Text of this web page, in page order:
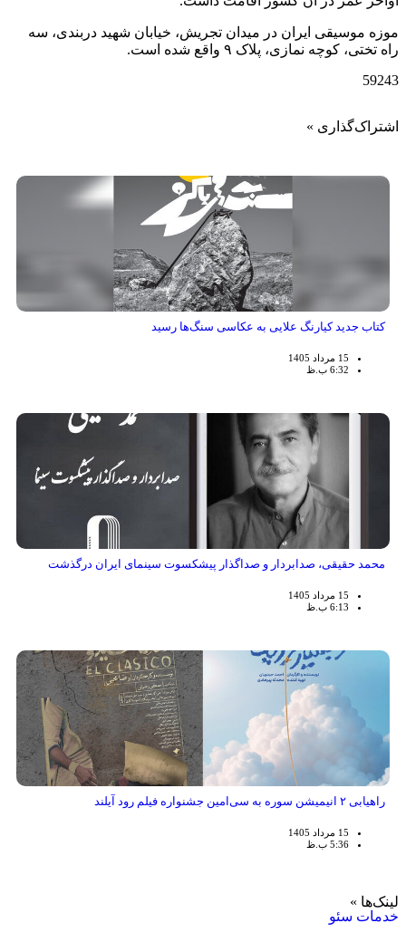
موزه موسیقی ایران در میدان تجریش، خیابان شهید دربندی، سه
راه تختی، کوچه نمازی، پلاک ۹ واقع شده است.
59243
اشتراک‌گذاری »
کتاب جدید کیارنگ علایی به عکاسی سنگ‌ها رسید
15 مرداد 1405
6:32 ب.ظ
محمد حقیقی، صدابردار و صداگذار پیشکسوت سینمای ایران درگذشت
15 مرداد 1405
6:13 ب.ظ
راهیابی ۲ انیمیشن سوره به سی‌امین جشنواره فیلم رود آیلند
15 مرداد 1405
5:36 ب.ظ
لینک‌ها »
خدمات سئو